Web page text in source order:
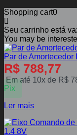
Shopping cart0
Seu carrinho está
You may be
Par de
R$ 788,77
Em até 10x de R$
Pix
Ler mais